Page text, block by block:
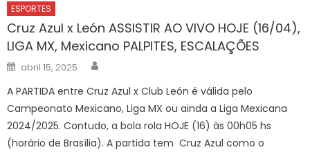
ESPORTES
Cruz Azul x León ASSISTIR AO VIVO HOJE (16/04),
LIGA MX, Mexicano PALPITES, ESCALAÇÕES
Posted
on
abril 15, 2025
A PARTIDA entre Cruz Azul x Club León é válida pelo
Campeonato Mexicano, Liga MX ou ainda a Liga Mexicana
2024/2025. Contudo, a bola rola HOJE (16) às 00h05 hs
(horário de Brasília). A partida tem Cruz Azul como o